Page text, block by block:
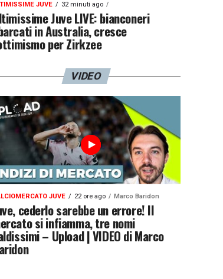
JUVE 32 minuti ago
Juve LIVE: bianconeri
in Australia, cresce
per Zirkzee
VIDEO
JUVE 22 ore ago Marco Baridon
cederlo sarebbe un errore! Il
si infiamma, tre nomi
– Upload | VIDEO di Marco